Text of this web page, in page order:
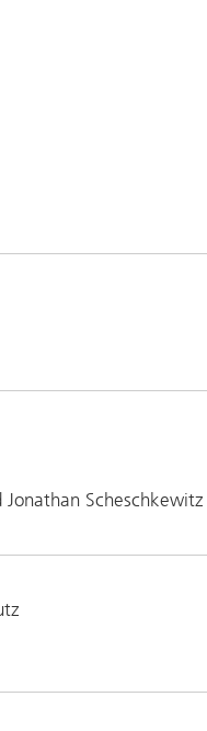
Scheschkewitz